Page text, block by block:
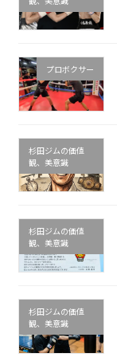
プロボクサー
杉田ジムの価値
観、美意識
杉田ジムの価値
観、美意識
杉田ジムの価値
観、美意識